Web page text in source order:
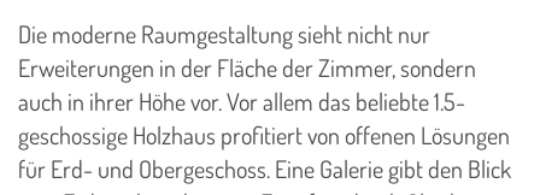
Die moderne Raumgestaltung sieht nicht nur
Erweiterungen in der Fläche der Zimmer, sondern
auch in ihrer Höhe vor. Vor allem das beliebte 1.5-
geschossige Holzhaus profitiert von offenen Lösungen
für Erd- und Obergeschoss. Eine Galerie gibt den Blick